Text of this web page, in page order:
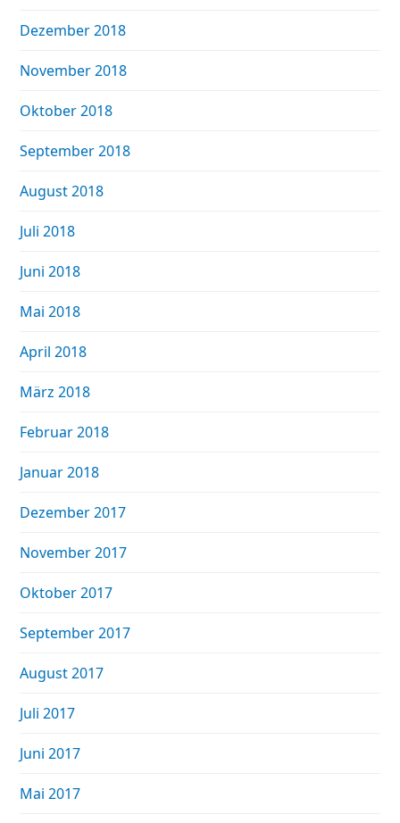
Dezember 2018
November 2018
Oktober 2018
September 2018
August 2018
Juli 2018
Juni 2018
Mai 2018
April 2018
März 2018
Februar 2018
Januar 2018
Dezember 2017
November 2017
Oktober 2017
September 2017
August 2017
Juli 2017
Juni 2017
Mai 2017